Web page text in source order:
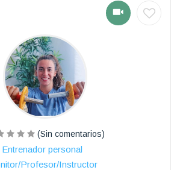
(Sin comentarios)
Entrenador personal
Profesor/Instructor